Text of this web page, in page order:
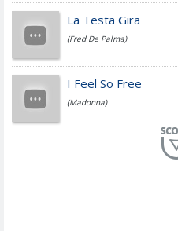
Fedez
Simone Cristicchi
La Testa Gira
(Fred De Palma)
I Feel So Free
(Madonna)